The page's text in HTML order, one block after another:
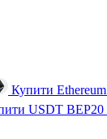
Купити Ethereum
USDT BEP20